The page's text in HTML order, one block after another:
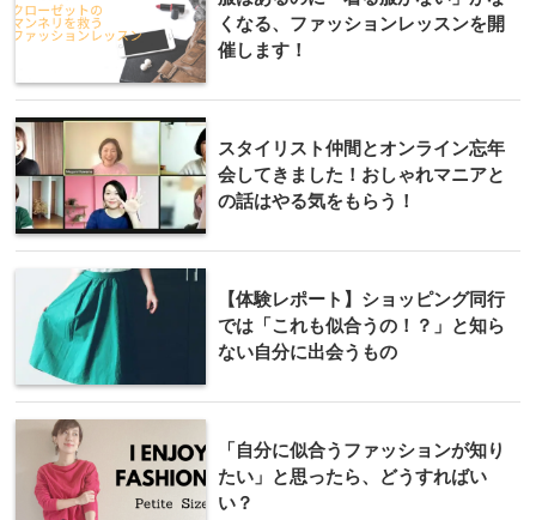
くなる、ファッションレッスンを開
催します！
スタイリスト仲間とオンライン忘年
会してきました！おしゃれマニアと
の話はやる気をもらう！
【体験レポート】ショッピング同行
では「これも似合うの！？」と知ら
ない自分に出会うもの
「自分に似合うファッションが知り
たい」と思ったら、どうすればい
い？